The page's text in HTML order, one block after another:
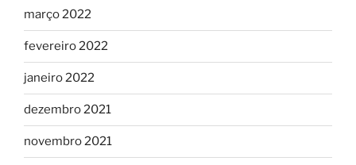
março 2022
fevereiro 2022
janeiro 2022
dezembro 2021
novembro 2021